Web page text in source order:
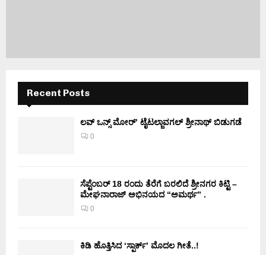
Recent Posts
ಲವ್ ಒನ್ಸ್ ಮೋರ್’ ಟೈಟಲ್ಜಾವಗಲ್ ಶ್ರೀನಾಥ್ ಬಿಡುಗಡೆ
0
ಸೆಪ್ಟೆಂಬರ್ 18 ರಂದು ತೆರೆಗೆ ಬರಲಿದೆ ಶ್ರೀನಗರ ಕಿಟ್ಟಿ –
ಮೇಘನಾರಾಜ್ ಅಭಿನಯದ “ಅಮರ್ಥ” .
0
ಕಿಡಿ‌‌ ಹೊತ್ತಿಸಿದ ‘ಸ್ಪಾರ್ಕ್’ ಮೊದಲ‌ ಗೀತೆ..!